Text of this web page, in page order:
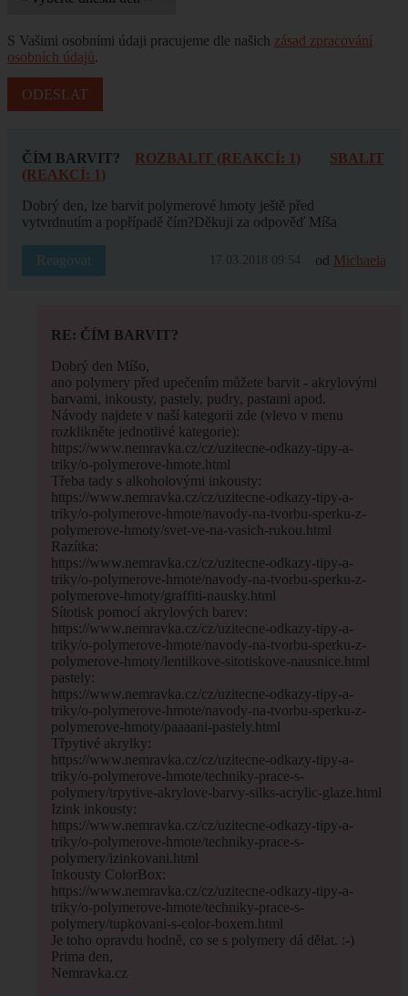
S Vašimi osobními údaji pracujeme dle našich zásad zpracování
osobních údajů.
ČÍM BARVIT? ROZBALIT (REAKCÍ: 1)
SBALIT
(REAKCÍ: 1)
Dobrý den, lze barvit polymerové hmoty ještě před
vytvrdnutím a popřípadě čím?Děkuji za odpověď Míša
Reagovat 17.03.2018 09:54 od Michaela
RE: ČÍM BARVIT?
Dobrý den Míšo,
ano polymery před upečením můžete barvit - akrylovými
barvami, inkousty, pastely, pudry, pastami apod.
Návody najdete v naší kategorii zde (vlevo v menu
rozklikněte jednotlivé kategorie):
https://www.nemravka.cz/cz/uzitecne-odkazy-tipy-a-
triky/o-polymerove-hmote.html
Třeba tady s alkoholovými inkousty:
https://www.nemravka.cz/cz/uzitecne-odkazy-tipy-a-
triky/o-polymerove-hmote/navody-na-tvorbu-sperku-z-
polymerove-hmoty/svet-ve-na-vasich-rukou.html
Razítka:
https://www.nemravka.cz/cz/uzitecne-odkazy-tipy-a-
triky/o-polymerove-hmote/navody-na-tvorbu-sperku-z-
polymerove-hmoty/graffiti-nausky.html
Sítotisk pomocí akrylových barev:
https://www.nemravka.cz/cz/uzitecne-odkazy-tipy-a-
triky/o-polymerove-hmote/navody-na-tvorbu-sperku-z-
polymerove-hmoty/lentilkove-sitotiskove-nausnice.html
pastely:
https://www.nemravka.cz/cz/uzitecne-odkazy-tipy-a-
triky/o-polymerove-hmote/navody-na-tvorbu-sperku-z-
polymerove-hmoty/paaaani-pastely.html
Třpytivé akrylky:
https://www.nemravka.cz/cz/uzitecne-odkazy-tipy-a-
triky/o-polymerove-hmote/techniky-prace-s-
polymery/trpytive-akrylove-barvy-silks-acrylic-glaze.html
Izink inkousty:
https://www.nemravka.cz/cz/uzitecne-odkazy-tipy-a-
triky/o-polymerove-hmote/techniky-prace-s-
polymery/izinkovani.html
Inkousty ColorBox:
https://www.nemravka.cz/cz/uzitecne-odkazy-tipy-a-
triky/o-polymerove-hmote/techniky-prace-s-
polymery/tupkovani-s-color-boxem.html
Je toho opravdu hodně, co se s polymery dá dělat. :-)
Prima den,
Nemravka.cz